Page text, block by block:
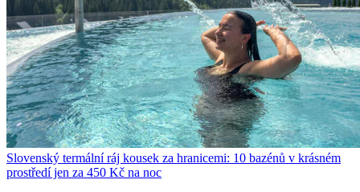
Slovenský termální ráj kousek za hranicemi: 10 bazénů v krásném
prostředí jen za 450 Kč na noc